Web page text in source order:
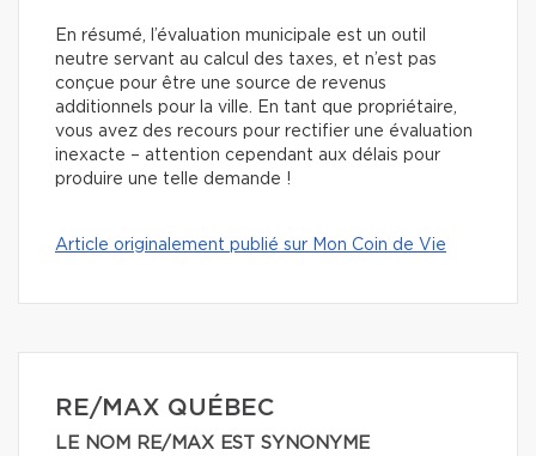
En résumé, l’évaluation municipale est un outil
neutre servant au calcul des taxes, et n’est pas
conçue pour être une source de revenus
additionnels pour la ville. En tant que propriétaire,
vous avez des recours pour rectifier une évaluation
inexacte – attention cependant aux délais pour
produire une telle demande !
Article originalement publié sur Mon Coin de Vie
RE/MAX QUÉBEC
LE NOM RE/MAX EST SYNONYME